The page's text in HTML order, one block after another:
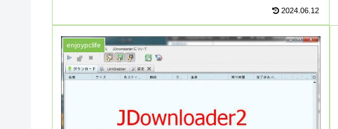
2024.06.12
enjoypclife